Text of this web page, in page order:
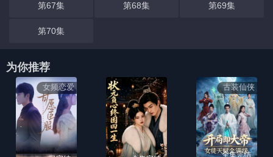
第67集 第68集 第69集
第70集
为你推荐
女频恋爱 古装仙侠
全集完结